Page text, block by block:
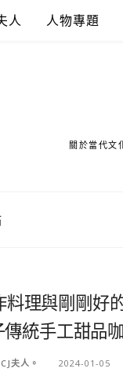
人 人物專題
關於當代文
料理與剛剛好
傳統手工甜品
CJ夫人。 2024-01-05